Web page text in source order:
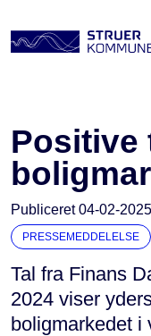
Positive
Publiceret04-02-2025
PRESSEMEDDELELSE
Tal fra Finans
2024 viser
boligmarkedet i